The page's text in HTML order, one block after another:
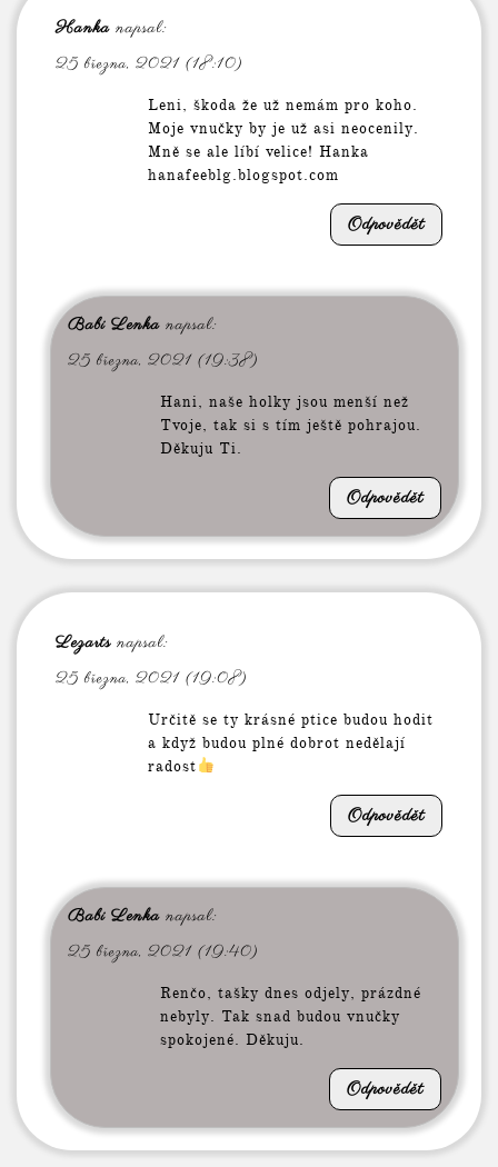
Hanka napsal:
25 března, 2021 (18:10)
Leni, škoda že už nemám pro koho.
Moje vnučky by je už asi neocenily.
Mně se ale líbí velice! Hanka
hanafeeblg.blogspot.com
Odpovědět
Babi Lenka napsal:
25 března, 2021 (19:38)
Hani, naše holky jsou menší než
Tvoje, tak si s tím ještě pohrajou.
Děkuju Ti.
Odpovědět
Lezarts napsal:
25 března, 2021 (19:08)
Určitě se ty krásné ptice budou hodit
a když budou plné dobrot nedělají
radost
Odpovědět
Babi Lenka napsal:
25 března, 2021 (19:40)
Renčo, tašky dnes odjely, prázdné
nebyly. Tak snad budou vnučky
spokojené. Děkuju.
Odpovědět